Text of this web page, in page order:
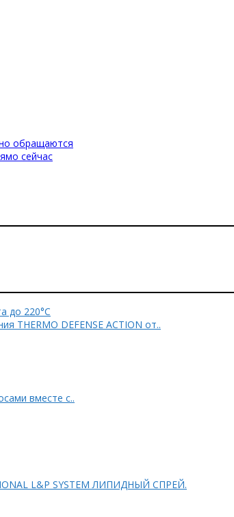
обращаются
сейчас
защита до 220°C
THERMO DEFENSE ACTION от..
вместе с..
Новинка OLLIN PROFESSIONAL L&P SYSTEM ЛИПИДНЫЙ СПРЕЙ.